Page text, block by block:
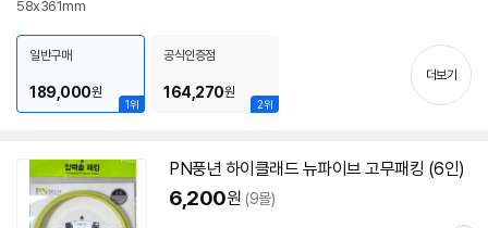
58x361mm
기
1위
일반구매
189,000원
2위
공식인증점
164,270원
더보기
PN풍년 하이클래드 뉴파이브 고무패킹 (6인)
6,200원 (9몰)